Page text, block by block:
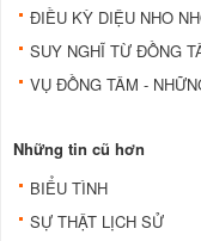
ĐIỀU KỲ DIỆU NHO
SUY NGHĨ TỪ ĐỒNG
VỤ ĐỒNG TÂM -
Những tin cũ hơn
BIỂU TÌNH
SỰ THẬT LỊCH SỬ